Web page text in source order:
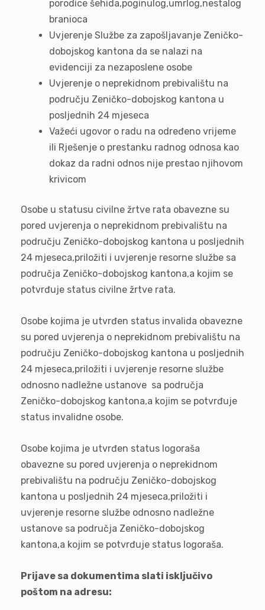
porodice šehida,poginulog,umrlog,nestalog
branioca
Uvjerenje Službe za zapošljavanje Zeničko-
dobojskog kantona da se nalazi na
evidenciji za nezaposlene osobe
Uvjerenje o neprekidnom prebivalištu na
području Zeničko-dobojskog kantona u
posljednih 24 mjeseca
Važeći ugovor o radu na određeno vrijeme
ili Rješenje o prestanku radnog odnosa kao
dokaz da radni odnos nije prestao njihovom
krivicom
Osobe u statusu civilne žrtve rata obavezne su
pored uvjerenja o neprekidnom prebivalištu na
području Zeničko-dobojskog kantona u posljednih
24 mjeseca,priložiti i uvjerenje resorne službe sa
područja Zeničko-dobojskog kantona,a kojim se
potvrđuje status civilne žrtve rata.
Osobe kojima je utvrđen status invalida obavezne
su pored uvjerenja o neprekidnom prebivalištu na
području Zeničko-dobojskog kantona u posljednih
24 mjeseca,priložiti i uvjerenje resorne službe
odnosno nadležne ustanove sa područja
Zeničko-dobojskog kantona,a kojim se potvrđuje
status invalidne osobe.
Osobe kojima je utvrđen status logoraša
obavezne su pored uvjerenja o neprekidnom
prebivalištu na području Zeničko-dobojskog
kantona u posljednih 24 mjeseca,priložiti i
uvjerenje resorne službe odnosno nadležne
ustanove sa područja Zeničko-dobojskog
kantona,a kojim se potvrđuje status logoraša.
Prijave sa dokumentima slati isključivo
poštom na adresu: